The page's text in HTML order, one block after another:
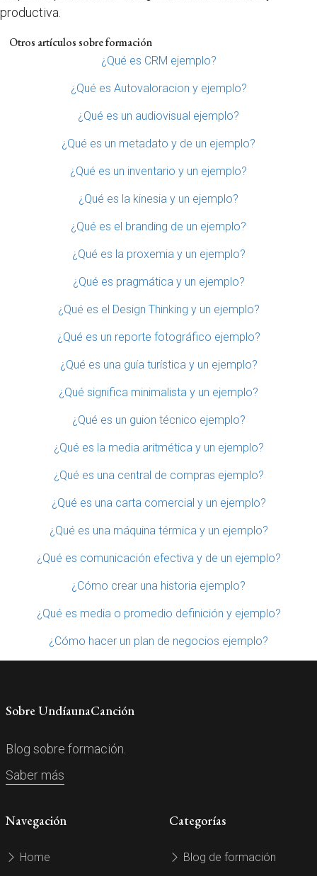
productiva.
Otros artículos sobre formación
¿Qué es CRM ejemplo?
¿Qué es Autovaloracion y ejemplo?
¿Qué es un audiovisual ejemplo?
¿Qué es un metadato y de un ejemplo?
¿Qué es un inventario y un ejemplo?
¿Qué es la kinesia y un ejemplo?
¿Qué es el branding de un ejemplo?
¿Qué es la proxemia y un ejemplo?
¿Qué es pragmática y un ejemplo?
¿Qué es el Design Thinking y un ejemplo?
¿Qué es un reporte fotográfico ejemplo?
¿Qué es una guía turística y un ejemplo?
¿Qué significa minimalista y un ejemplo?
¿Qué es un guion técnico ejemplo?
¿Qué es la media aritmética y un ejemplo?
¿Qué es una central de compras ejemplo?
¿Qué es una carta comercial y un ejemplo?
¿Qué es una máquina térmica y un ejemplo?
¿Qué es comunicación efectiva y de un ejemplo?
¿Cómo crear una historia ejemplo?
¿Qué es media o promedio definición y ejemplo?
¿Cómo hacer un plan de negocios ejemplo?
Sobre UndíaunaCanción
Blog sobre formación.
Saber más
Navegación
Home
Categorías
Blog de formación